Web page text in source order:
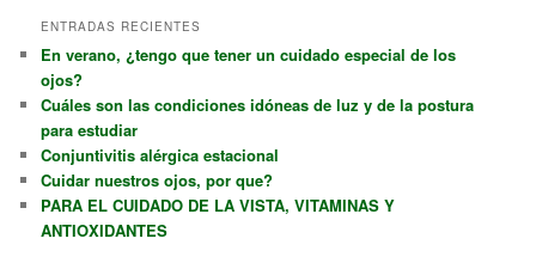
ENTRADAS RECIENTES
En verano, ¿tengo que tener un cuidado especial de los
ojos?
Cuáles son las condiciones idóneas de luz y de la postura
para estudiar
Conjuntivitis alérgica estacional
Cuidar nuestros ojos, por que?
PARA EL CUIDADO DE LA VISTA, VITAMINAS Y
ANTIOXIDANTES